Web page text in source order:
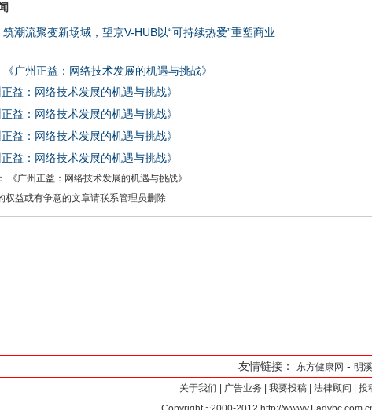
筑潮流聚变新场域，望京V-HUB以“可持续热爱”重塑商业
《广州正益：网络技术发展的机遇与挑战》
正益：网络技术发展的机遇与挑战》
正益：网络技术发展的机遇与挑战》
正益：网络技术发展的机遇与挑战》
正益：网络技术发展的机遇与挑战》
《广州正益：网络技术发展的机遇与挑战》
权益或有争意的文章请联系管理员删除
友情链接： 东方健康网 - 明
关于我们 广告业务 我要投稿| 法律顾问 投